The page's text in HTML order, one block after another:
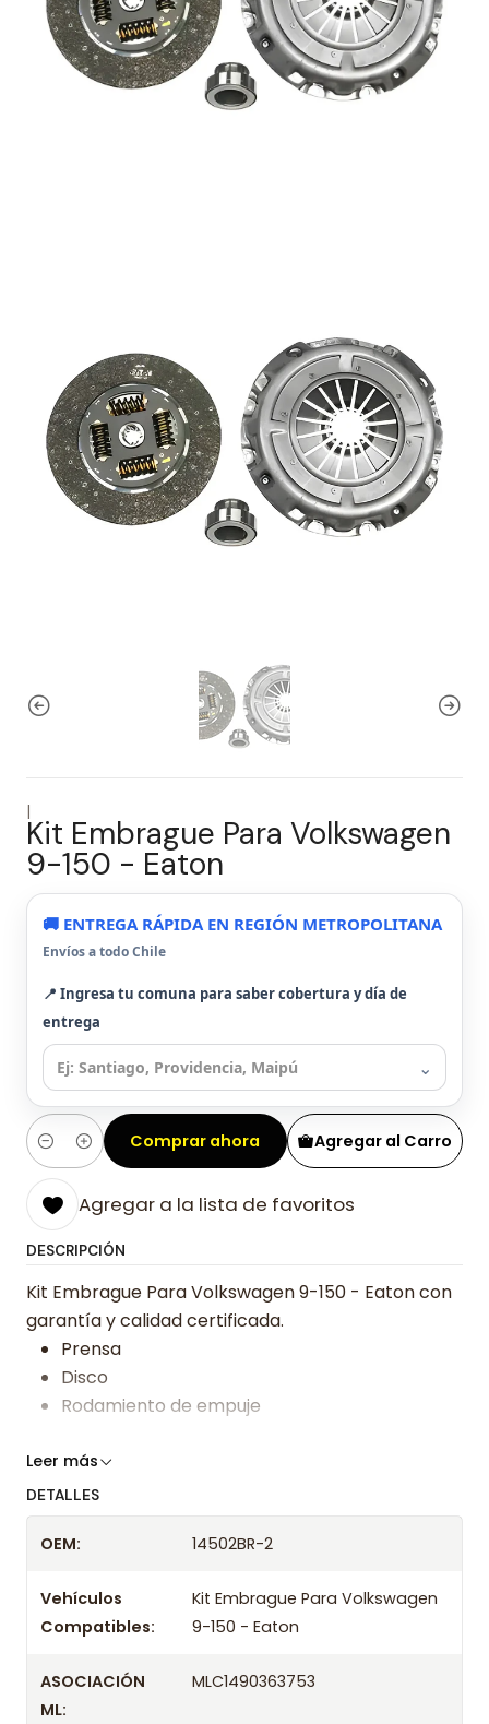
|
Kit Embrague Para Volkswagen
9-150 - Eaton
🚚 ENTREGA RÁPIDA EN REGIÓN METROPOLITANA
Envíos a todo Chile
📍 Ingresa tu comuna para saber cobertura y día de
entrega
⌄
Cantidad
Agregar al Carro
Comprar ahora
Agregar a la lista de favoritos
DESCRIPCIÓN
Kit Embrague Para Volkswagen 9-150 - Eaton con
garantía y calidad certificada.
Prensa
Disco
Rodamiento de empuje
Somos especialistas en embragues desde 2019,
tienda previo correo de confirmación.
Leer más
DETALLES
OEM: 14502BR-2
Vehículos
Compatibles:
Kit Embrague Para Volkswagen
9-150 - Eaton
ASOCIACIÓN
ML:
MLC1490363753